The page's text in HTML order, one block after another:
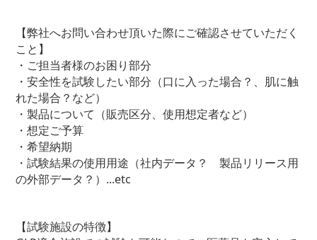
【弊社へお問い合わせ頂いた際にご確認させていただく
こと】
・ご担当者様のお困り部分
・安全性を試験したい部分（口に入った場合？、肌に触
れた場合？など）
・製品について（販売区分、使用想定者など）
・想定ご予算
・希望納期
・試験結果の使用用途（社内データ？ 製品リリース用
の外部データ？）...etc
【試験施設の特徴】